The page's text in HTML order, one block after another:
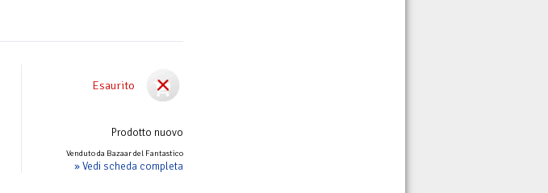
Esaurito
Prodotto nuovo
Venduto da Bazaar del Fantastico
» Vedi scheda completa